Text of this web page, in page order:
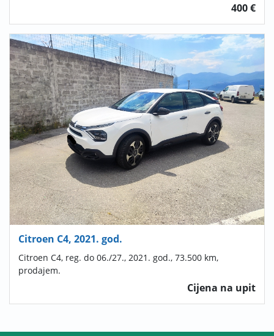
400 €
Citroen C4, 2021. god.
Citroen C4, reg. do 06./27., 2021. god., 73.500 km,
prodajem.
Cijena na upit